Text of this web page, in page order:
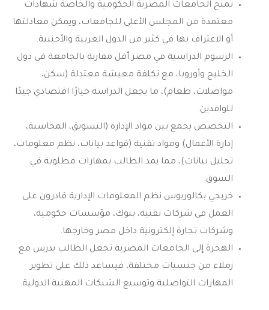
تمنح الجامعات المصرية الحكومية والخاصة شهادات
معتمدة من المجلس الأعلى للجامعات، ويمكن معادلتها
أو الاعتراف بها في كثير من الدول العربية والأجنبية.
الرسوم الدراسية في مصر أقل مقارنة بالجامعة في دول
الخليج وأوروبا، مع تكلفة معيشة معتدلة (سكن،
مواصلات، طعام)، ما يجعل الدراسة خيارًا اقتصادي جيدًا
للوافدين.
التخصص يجمع بين مواد الإدارة (التسويق، المحاسبة،
إدارة الأعمال) ومواد تقنية (قواعد بيانات، نظم معلومات،
تحليل بيانات)، مما يمد الطالب بمهارات مطلوبة في
السوق.
خريجي بكالوريوس نظم المعلومات الإدارية قادرون على
العمل في شركات تقنية، بنوك، مؤسسات حكومية،
وشركات تجارة إلكترونية داخل مصر وخارجها.
الهجرة إلى الجامعات المصرية تجعل الطالب يدرس مع
زملاء من جنسيات مختلفة، فيساعد ذلك على تطوير
المهارات التواصلية وتوسيع الشبكات المهنية الدولية.